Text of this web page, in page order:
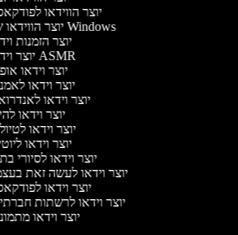
יוצר הווידאו
יוצר הווידאו של Windows
יוצר הזמנות
יוצר וידאו ASMR
יוצר וידאו
יוצר וידאו
יוצר וידאו
יוצר וידאו
יוצר וידאו
יוצר וידאו
יוצר וידאו לסיורי
יוצר וידאו לעשה זאת
יוצר וידאו
יוצר וידאו לרשתות
יוצר וידאו